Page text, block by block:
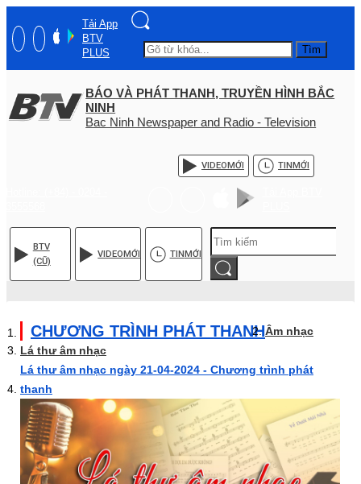
Tải App
BTV
PLUS
Tìm
BÁO VÀ PHÁT THANH, TRUYỀN HÌNH BẮC
NINH
Bac Ninh Newspaper and Radio - Television
VIDEOMỚI TINMỚI
BTV
(CŨ)
VIDEOMỚI TINMỚI
CHƯƠNG TRÌNH PHÁT THANHÂm nhạc
Lá thư âm nhạc
Lá thư âm nhạc ngày 21-04-2024 - Chương trình phát
thanh